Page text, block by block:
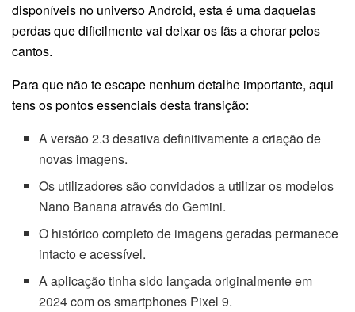
disponíveis no universo Android, esta é uma daquelas
perdas que dificilmente vai deixar os fãs a chorar pelos
cantos.
Para que não te escape nenhum detalhe importante, aqui
tens os pontos essenciais desta transição:
A versão 2.3 desativa definitivamente a criação de
novas imagens.
Os utilizadores são convidados a utilizar os modelos
Nano Banana através do Gemini.
O histórico completo de imagens geradas permanece
intacto e acessível.
A aplicação tinha sido lançada originalmente em
2024 com os smartphones Pixel 9.